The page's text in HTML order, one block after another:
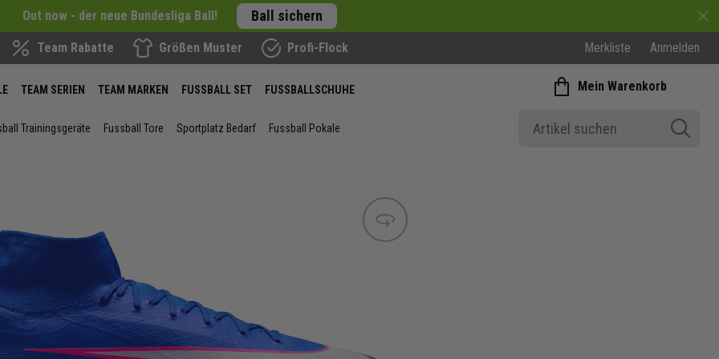
Out now - der neue Bundesliga Ball! Ball sichern
Team Rabatte Größen Muster Profi-Flock Merkliste Anmelden
TEAM SERIEN TEAM MARKEN FUSSBALL SET FUSSBALLSCHUHE
Trainingsgeräte Fussball Tore Sportplatz Bedarf Fussball Pokale
Mein Warenkorb
Bild wechseln